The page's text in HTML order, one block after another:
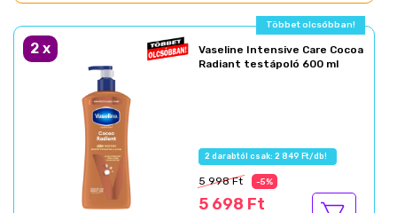
Többet olcsóbban!
2 x
Vaseline Intensive Care Cocoa
Radiant testápoló 600 ml
2 darabtól csak: 2 849 Ft/db!
5 998 Ft -5%
5 698 Ft